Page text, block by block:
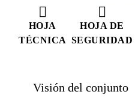
HOJA
TÉCNICA
HOJA DE
SEGURIDAD
Visión del conjunto